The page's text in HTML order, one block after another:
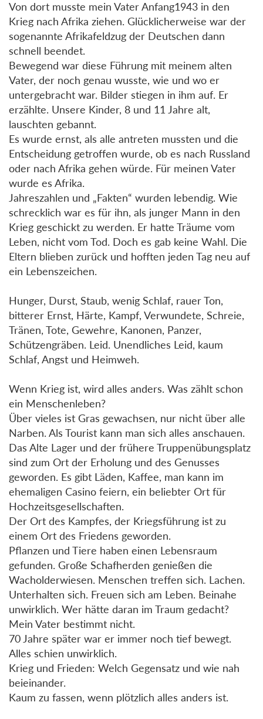
Von dort musste mein Vater Anfang1943 in den
Krieg nach Afrika ziehen. Glücklicherweise war der
sogenannte Afrikafeldzug der Deutschen dann
schnell beendet.
Bewegend war diese Führung mit meinem alten
Vater, der noch genau wusste, wie und wo er
untergebracht war. Bilder stiegen in ihm auf. Er
erzählte. Unsere Kinder, 8 und 11 Jahre alt,
lauschten gebannt.
Es wurde ernst, als alle antreten mussten und die
Entscheidung getroffen wurde, ob es nach Russland
oder nach Afrika gehen würde. Für meinen Vater
wurde es Afrika.
Jahreszahlen und „Fakten“ wurden lebendig. Wie
schrecklich war es für ihn, als junger Mann in den
Krieg geschickt zu werden. Er hatte Träume vom
Leben, nicht vom Tod. Doch es gab keine Wahl. Die
Eltern blieben zurück und hofften jeden Tag neu auf
ein Lebenszeichen.
Hunger, Durst, Staub, wenig Schlaf, rauer Ton,
bitterer Ernst, Härte, Kampf, Verwundete, Schreie,
Tränen, Tote, Gewehre, Kanonen, Panzer,
Schützengräben. Leid. Unendliches Leid, kaum
Schlaf, Angst und Heimweh.
Wenn Krieg ist, wird alles anders. Was zählt schon
ein Menschenleben?
Über vieles ist Gras gewachsen, nur nicht über alle
Narben. Als Tourist kann man sich alles anschauen.
Das Alte Lager und der frühere Truppenübungsplatz
sind zum Ort der Erholung und des Genusses
geworden. Es gibt Läden, Kaffee, man kann im
ehemaligen Casino feiern, ein beliebter Ort für
Hochzeitsgesellschaften.
Der Ort des Kampfes, der Kriegsführung ist zu
einem Ort des Friedens geworden.
Pflanzen und Tiere haben einen Lebensraum
gefunden. Große Schafherden genießen die
Wacholderwiesen. Menschen treffen sich. Lachen.
Unterhalten sich. Freuen sich am Leben. Beinahe
unwirklich. Wer hätte daran im Traum gedacht?
Mein Vater bestimmt nicht.
70 Jahre später war er immer noch tief bewegt.
Alles schien unwirklich.
Krieg und Frieden: Welch Gegensatz und wie nah
beieinander.
Kaum zu fassen, wenn plötzlich alles anders ist.